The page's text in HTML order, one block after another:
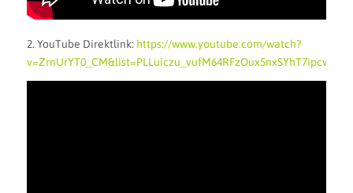
2. YouTube Direktlink: https://www.youtube.com/watch?